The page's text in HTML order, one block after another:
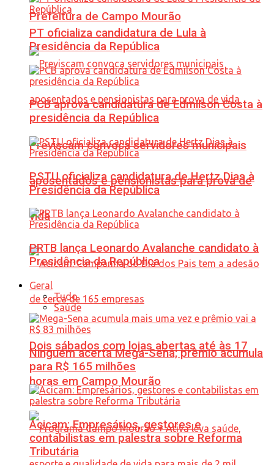
Prefeitura de Campo Mourão
Previscam convoca servidores municipais
aposentados e pensionistas para prova de
vida
Dois sábados com lojas abertas até às 17
horas em Campo Mourão
PT oficializa candidatura de Lula à
Presidência da República
PCB aprova candidatura de Edmilson Costa à
presidência da República
PSTU oficializa candidatura de Hertz Dias à
Presidência da República
PRTB lança Leonardo Avalanche candidato à
Presidência da República
Geral
Tudo
Saúde
Ninguém acerta Mega-Sena; prêmio acumula
para R$ 165 milhões
Acicam: Empresários, gestores e
contabilistas em palestra sobre Reforma
Tributária